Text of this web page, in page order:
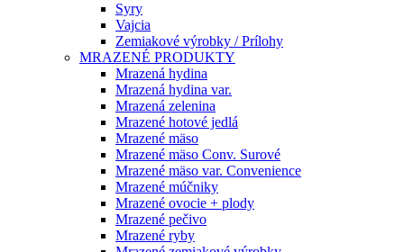
Syry
Vajcia
Zemiakové výrobky / Prílohy
MRAZENÉ PRODUKTY
Mrazená hydina
Mrazená hydina var.
Mrazená zelenina
Mrazené hotové jedlá
Mrazené mäso
Mrazené mäso Conv. Surové
Mrazené mäso var. Convenience
Mrazené múčniky
Mrazené ovocie + plody
Mrazené pečivo
Mrazené ryby